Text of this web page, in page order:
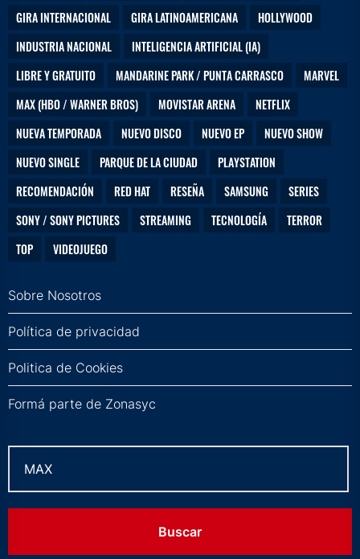
GIRA INTERNACIONAL
GIRA LATINOAMERICANA
HOLLYWOOD
INDUSTRIA NACIONAL
INTELIGENCIA ARTIFICIAL (IA)
LIBRE Y GRATUITO
MANDARINE PARK / PUNTA CARRASCO
MARVEL
MAX (HBO / WARNER BROS)
MOVISTAR ARENA
NETFLIX
NUEVA TEMPORADA
NUEVO DISCO NUEVO EP
NUEVO SHOW
NUEVO SINGLE
PARQUE DE LA CIUDAD
PLAYSTATION
RECOMENDACIÓN
RED HAT RESEÑA SAMSUNG
SERIES
SONY / SONY PICTURES
STREAMING TECNOLOGÍA
TERROR
TOP
VIDEOJUEGO
Sobre Nosotros
Política de privacidad
Politica de Cookies
Formá parte de Zonasyc